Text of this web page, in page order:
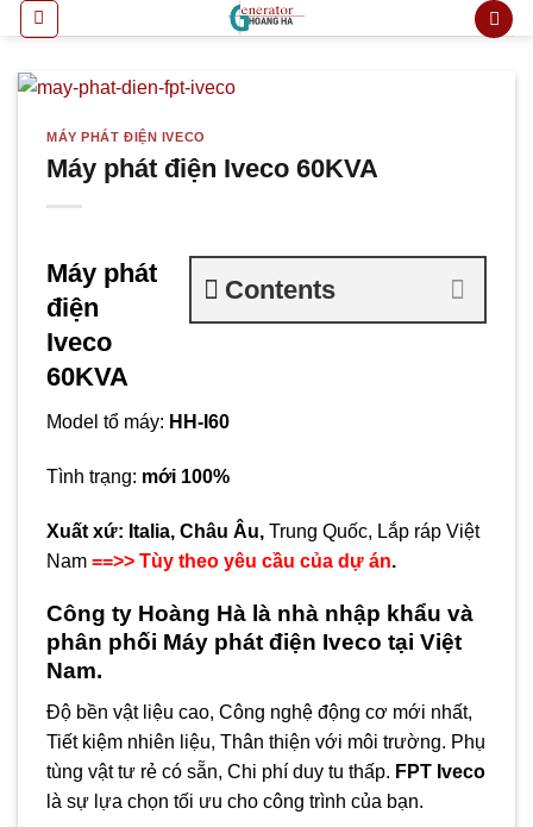
qua
nội
MÁY PHÁT ĐIỆN IVECO
Máy phát điện Iveco 60KVA
Contents
Máy phát
điện
Iveco
60KVA
Model tổ máy: HH- I60
Tình trạng: mới 100%
Xuất xứ: Italia, Châu Âu, Trung Quốc, Lắp ráp Việt
Nam ==>> Tùy theo yêu cầu của dự án.
Công ty Hoàng Hà là nhà nhập khẩu và
phân phối Máy phát điện Iveco tại Việt
Nam.
Độ bền vật liệu cao, Công nghệ động cơ mới nhất,
Tiết kiệm nhiên liệu, Thân thiện với môi trường. Phụ
tùng vật tư rẻ có sẵn, Chi phí duy tu thấp. FPT Iveco
là sự lựa chọn tối ưu cho công trình của bạn.